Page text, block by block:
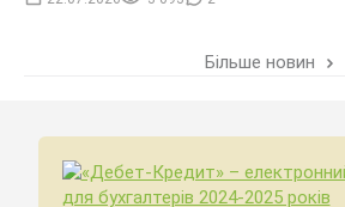
Більше новин